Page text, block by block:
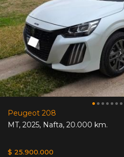
Peugeot 208
MT, 2025, Nafta, 20.000 km.
$ 25.900.000